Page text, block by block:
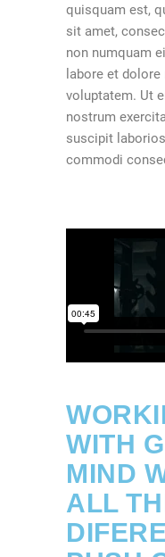
quisquam est,
sit amet,
non numquam
labore et
voluptatem. Ut
nostrum
suscipit
commodi
WITH
MIND
ALL